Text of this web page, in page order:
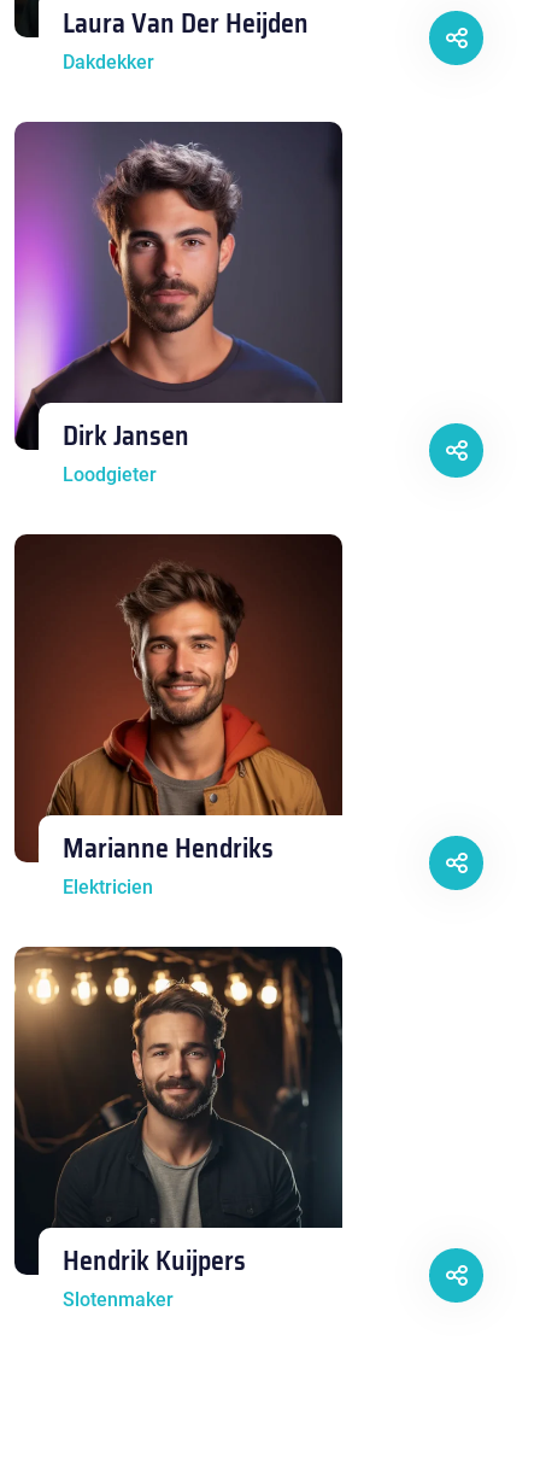
Laura Van Der Heijden
Dakdekker
Dirk Jansen
Loodgieter
Marianne Hendriks
Elektricien
Hendrik Kuijpers
Slotenmaker